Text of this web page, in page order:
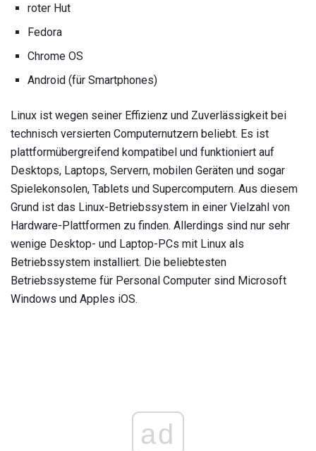
roter Hut
Fedora
Chrome OS
Android (für Smartphones)
Linux ist wegen seiner Effizienz und Zuverlässigkeit bei
technisch versierten Computernutzern beliebt. Es ist
plattformübergreifend kompatibel und funktioniert auf
Desktops, Laptops, Servern, mobilen Geräten und sogar
Spielekonsolen, Tablets und Supercomputern. Aus diesem
Grund ist das Linux-Betriebssystem in einer Vielzahl von
Hardware-Plattformen zu finden. Allerdings sind nur sehr
wenige Desktop- und Laptop-PCs mit Linux als
Betriebssystem installiert. Die beliebtesten
Betriebssysteme für Personal Computer sind Microsoft
Windows und Apples iOS.
ad